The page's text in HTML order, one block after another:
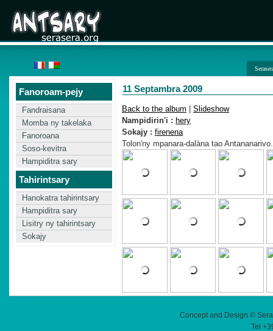
Fanoroam-pejy
Fandraisana
Momba ny takelaka
Fanoroana
Soso-kevitra
Hampiditra sary
Tahirintsary
Hanokatra tahirintsary
Hampiditra sary
Lisitry ny tahirintsary
Sokajy
11 Septambra 2009
Back to the album
Slideshow
Nampidirin'i : hery
Sokajy : firenena
Tolon'ny mpanara-dalàna tao
Concept and Design ©
Tel